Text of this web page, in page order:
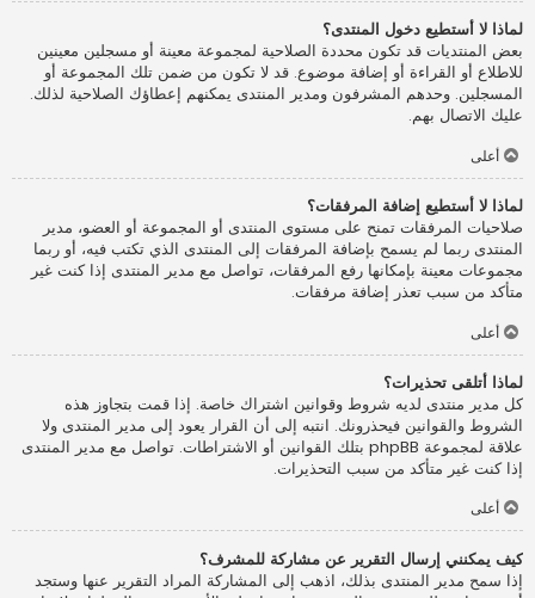
لماذا لا أستطيع دخول المنتدى؟
بعض المنتديات قد تكون محددة الصلاحية لمجموعة معينة أو مسجلين معينين
للاطلاع أو القراءة أو إضافة موضوع. قد لا تكون من ضمن تلك المجموعة أو
المسجلين. وحدهم المشرفون ومدير المنتدى يمكنهم إعطاؤك الصلاحية لذلك.
عليك الاتصال بهم.
أعلى
لماذا لا أستطيع إضافة المرفقات؟
صلاحيات المرفقات تمنح على مستوى المنتدى أو المجموعة أو العضو، مدير
المنتدى ربما لم يسمح بإضافة المرفقات إلى المنتدى الذي تكتب فيه، أو ربما
مجموعات معينة بإمكانها رفع المرفقات، تواصل مع مدير المنتدى إذا كنت غير
متأكد من سبب تعذر إضافة مرفقات.
أعلى
لماذا أتلقى تحذيرات؟
كل مدير منتدى لديه شروط وقوانين اشتراك خاصة. إذا قمت بتجاوز هذه
الشروط والقوانين فيحذرونك. انتبه إلى أن القرار يعود إلى مدير المنتدى ولا
علاقة لمجموعة phpBB بتلك القوانين أو الاشتراطات. تواصل مع مدير المنتدى
إذا كنت غير متأكد من سبب التحذيرات.
أعلى
كيف يمكنني إرسال التقرير عن مشاركة للمشرف؟
إذا سمح مدير المنتدى بذلك، اذهب إلى المشاركة المراد التقرير عنها وستجد